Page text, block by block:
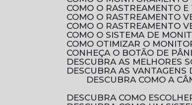
COMO O RASTREAMENTO
COMO O RASTREAMENTO
COMO O RASTREAMENTO
COMO O SISTEMA DE
COMO OTIMIZAR O
CONHEÇA O BOTÃO DE
DESCUBRA AS
DESCUBRA AS
DESCUBRA COMO A CÂMERA DE SEGURANÇA FULL HD PODE PROTEGER SEU LAR COM QUALIDADE DE IMAGEM
DESCUBRA COMO